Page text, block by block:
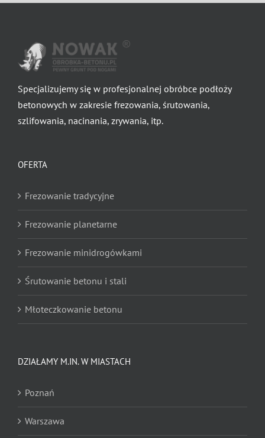
Specjalizujemy się w profesjonalnej obróbce podłoży
betonowych w zakresie frezowania, śrutowania,
szlifowania, nacinania, zrywania, itp.
OFERTA
Frezowanie tradycyjne
Frezowanie planetarne
Frezowanie minidrogówkami
Śrutowanie betonu i stali
Młoteczkowanie betonu
Nacinanie pod odwodnienia liniowe
Zrywanie wykładzin dywanowych
Zrywanie posadzek żywicznych
DZIAŁAMY M.IN. W MIASTACH
Poznań
Warszawa